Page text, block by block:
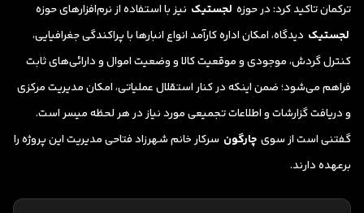
ترکمان تاکید کرد: در حوزه لجستیک نیز با استفاده از نرم‌افزارهای حوزه
لجستیک دیدگاه، امکان اداره کارآمد انواع انبارها با پراکندگی جغرافیایی،
کنترل گردش، موجودی و موقعیت کالا و وضعیت اموال و دارائی‌های ثابت
فراهم می‌شود؛ ضمن اینکه در کنار استقلال عملیاتی، امکان مدیریت مرکزی
و دریافت گزارشات و اطلاعات تجمیعی مورد نیاز در هر لحظه میسر است.
گفتنی است از سوی چارگون سرکار خانم شهرزاد فتاحی مدیریت این پروژه را
برعهده دارند.